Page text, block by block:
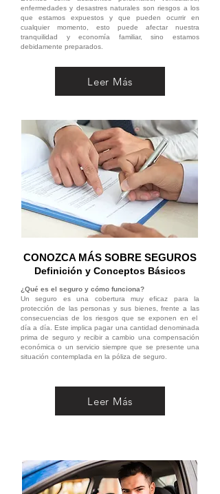
enfermedades y desastres naturales son riesgos a los
que estamos expuestos y que pueden ocurrir en
cualquier momento, esto puede afectar nuestra
tranquilidad y economía familiar, sino estamos
debidamente preparados.
Leer Más
CONOZCA MÁS SOBRE SEGUROS
Definición y Conceptos Básicos
¿Qué es el seguro y cómo funciona?
Un seguro es una cobertura muy eficaz para la
protección de las personas y sus bienes, frente a las
consecuencias de los riesgos que se exponen en el
día a día. Este implica pagar una cantidad denominada
prima de seguro y recibir a cambio una compensación
económica o un servicio siempre que se presente una
situación contemplada en la póliza de seguro.
Leer Más